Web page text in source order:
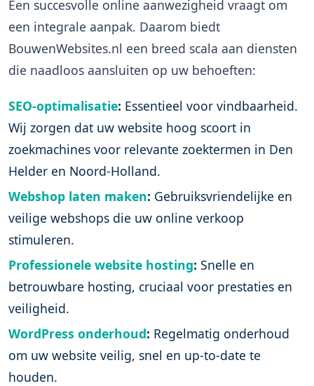
Een succesvolle online aanwezigheid vraagt om
een integrale aanpak. Daarom biedt
BouwenWebsites.nl een breed scala aan diensten
die naadloos aansluiten op uw behoeften:
SEO-optimalisatie: Essentieel voor vindbaarheid.
Wij zorgen dat uw website hoog scoort in
zoekmachines voor relevante zoektermen in Den
Helder en Noord-Holland.
Webshop laten maken: Gebruiksvriendelijke en
veilige webshops die uw online verkoop
stimuleren.
Professionele website hosting: Snelle en
betrouwbare hosting, cruciaal voor prestaties en
veiligheid.
WordPress onderhoud: Regelmatig onderhoud
om uw website veilig, snel en up-to-date te
houden.